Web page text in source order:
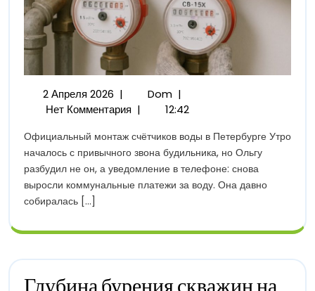
2 Апреля 20262
Апреля
| DomОфициальная
Установка
Учёта
Воды
В
СПб:
Гарантии
|
Нет Комментария | 12:42
Официальный монтаж счётчиков воды в Петербурге Утро
началось с привычного звона будильника, но Ольгу
разбудил не он, а уведомление в телефоне: снова
выросли коммунальные платежи за воду. Она давно
собиралась [...]